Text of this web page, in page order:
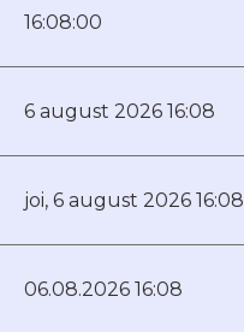
16:08:00
6 august 2026 16:08
joi, 6 august 2026 16:08
06.08.2026 16:08